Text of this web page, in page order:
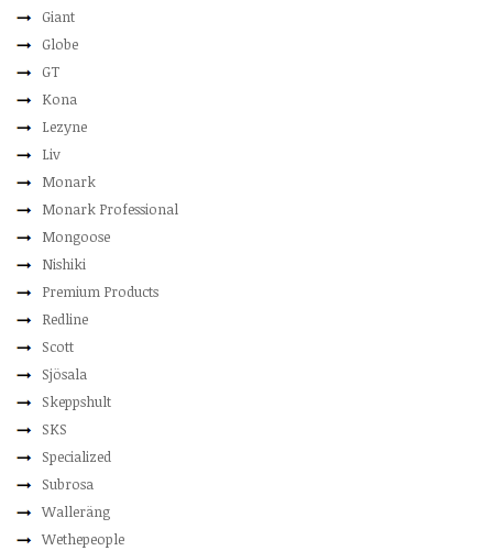
Giant
Globe
GT
Kona
Lezyne
Liv
Monark
Monark Professional
Mongoose
Nishiki
Premium Products
Redline
Scott
Sjösala
Skeppshult
SKS
Specialized
Subrosa
Walleräng
Wethepeople